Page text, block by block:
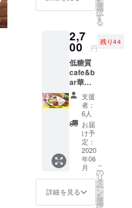
です。
だい
て、お
低糖質
のラン
チボッ
クスを
お渡し
させて
いただ
きま
す。 し
かも、
店頭で
購入さ
れると
ランチ3
つで税
込み
2,916円
選
択
す
る
2,7
00 円
残り44
低糖質
cafe&b
ar華美
の低糖
質ラン
チプ
レート
を3回ご
利用い
ただけ
るチ
ケット
です。
こちら
でご購
支援
者：
6人
お届
け予
定：
2020
年06
月
詳細を見る
こ
の
リ
タ
ー
ン
を
選